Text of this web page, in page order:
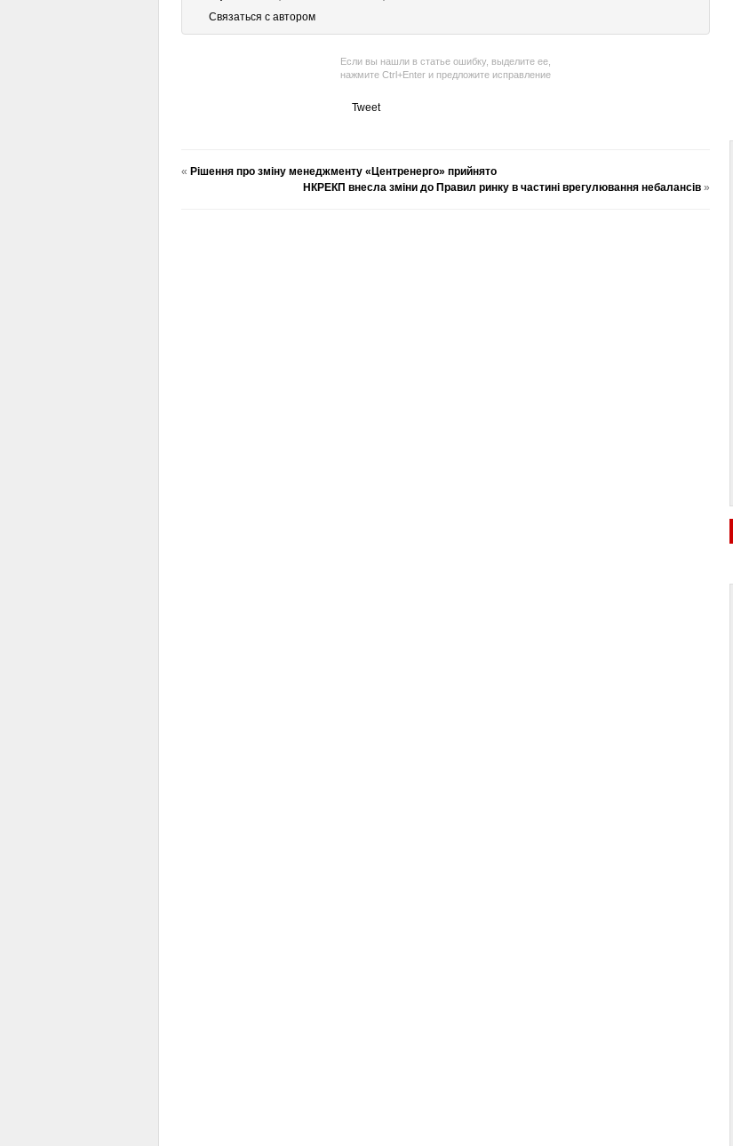
Связаться с автором
Если вы нашли в статье ошибку, выделите ее,
нажмите Ctrl+Enter и предложите исправление
Tweet
« Рішення про зміну менеджменту «Центренерго» прийнято
НКРЕКП внесла зміни до Правил ринку в частині врегулювання небалансів»